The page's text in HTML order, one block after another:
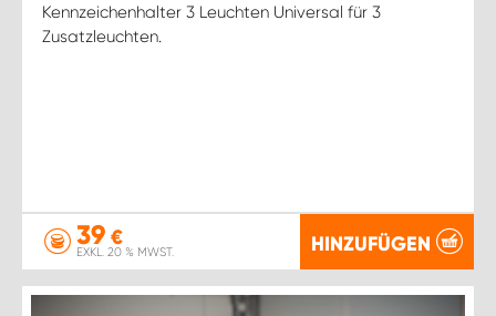
Kennzeichenhalter 3 Leuchten Universal für 3
Zusatzleuchten.
39 €
EXKL. 20 % MWST. HINZUFÜGEN